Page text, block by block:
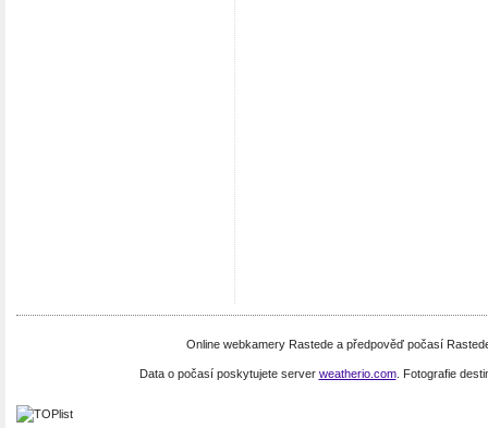
Online webkamery Rastede a předpověď počasí
Data o počasí poskytujete server weatherio.com. Fotografie